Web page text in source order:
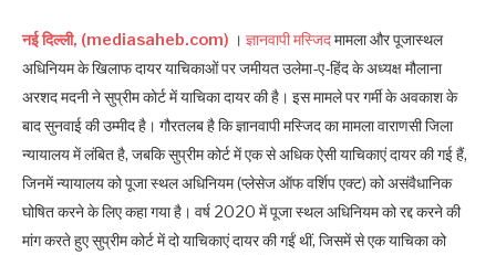
नई दिल्ली, (mediasaheb.com) । ज्ञानवापी मस्जिदमामला और पूजास्थल
अधिनियम के खिलाफ दायर याचिकाओं पर जमीयत उलेमा-ए-हिंद के अध्यक्ष मौलाना
अरशद मदनी ने सुप्रीम कोर्ट में याचिका दायर की है। इस मामले पर गर्मी के अवकाश के
बाद सुनवाई की उम्मीद है। गौरतलब है कि ज्ञानवापी मस्जिद का मामला वाराणसी जिला
न्यायालय में लंबित है, जबकि सुप्रीम कोर्ट में एक से अधिक ऐसी याचिकाएं दायर की गई हैं,
जिनमें न्यायालय को पूजा स्थल अधिनियम (प्लेसेज ऑफ वर्शिप एक्ट) को असंवैधानिक
घोषित करने के लिए कहा गया है। वर्ष 2020 में पूजा स्थल अधिनियम को रद्द करने की
मांग करते हुए सुप्रीम कोर्ट में दो याचिकाएं दायर की गईं थीं, जिसमें से एक याचिका को